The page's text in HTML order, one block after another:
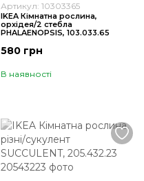
Артикул: 10303365
IKEA Кімнатна рослина,
орхідея/2 стебла
PHALAENOPSIS, 103.033.65
580 грн
В наявності